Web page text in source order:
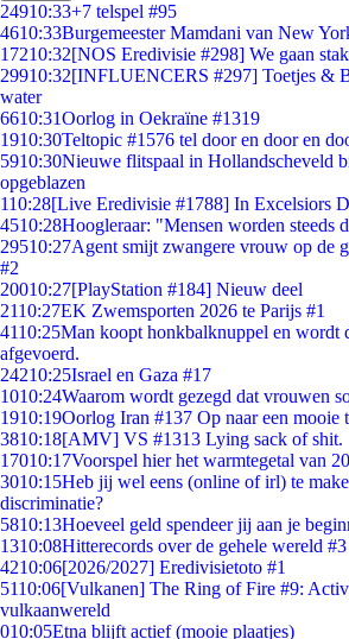
24910:33+7 telspel #95
4610:33Burgemeester Mamdani van New
17210:32[NOS Eredivisie #298] We gaan
29910:32[INFLUENCERS #297] Toetjes &
water
6610:31Oorlog in Oekraïne #1319
1910:30Teltopic #1576 tel door en door en
5910:30Nieuwe flitspaal in Hollandscheveld
opgeblazen
110:28[Live Eredivisie #1788] In Excelsiors
4510:28Hoogleraar: "Mensen worden steeds
29510:27Agent smijt zwangere vrouw op de
#2
20010:27[PlayStation #184] Nieuw deel
2110:27EK Zwemsporten 2026 te Parijs #1
4110:25Man koopt honkbalknuppel en wordt
afgevoerd.
24210:25Israel en Gaza #17
1010:24Waarom wordt gezegd dat vrouwen
1910:19Oorlog Iran #137 Op naar een mooie
3810:18[AMV] VS #1313 Lying sack of shit.
17010:17Voorspel hier het warmtegetal van
3010:15Heb jij wel eens (online of irl) te
discriminatie?
5810:13Hoeveel geld spendeer jij aan je
1310:08Hitterecords over de gehele wereld #3
4210:06[2026/2027] Eredivisietoto #1
5110:06[Vulkanen] The Ring of Fire #9:
vulkaanwereld
010:05Etna blijft actief (mooie plaatjes)